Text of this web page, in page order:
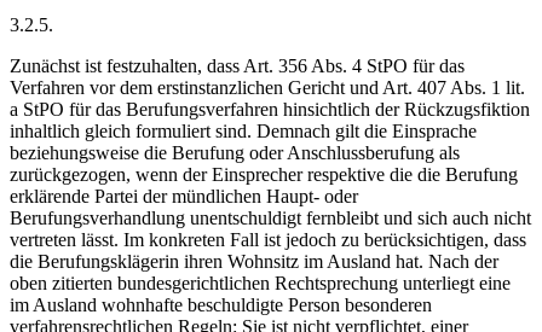
3.2.5.
Zunächst ist festzuhalten, dass Art. 356 Abs. 4 StPO für das
Verfahren vor dem erstinstanzlichen Gericht und Art. 407 Abs. 1 lit.
a StPO für das Berufungsverfahren hinsichtlich der Rückzugsfiktion
inhaltlich gleich formuliert sind. Demnach gilt die Einsprache
beziehungsweise die Berufung oder Anschlussberufung als
zurückgezogen, wenn der Einsprecher respektive die die Berufung
erklärende Partei der mündlichen Haupt- oder
Berufungsverhandlung unentschuldigt fernbleibt und sich auch nicht
vertreten lässt. Im konkreten Fall ist jedoch zu berücksichtigen, dass
die Berufungsklägerin ihren Wohnsitz im Ausland hat. Nach der
oben zitierten bundesgerichtlichen Rechtsprechung unterliegt eine
im Ausland wohnhafte beschuldigte Person besonderen
verfahrensrechtlichen Regeln: Sie ist nicht verpflichtet, einer